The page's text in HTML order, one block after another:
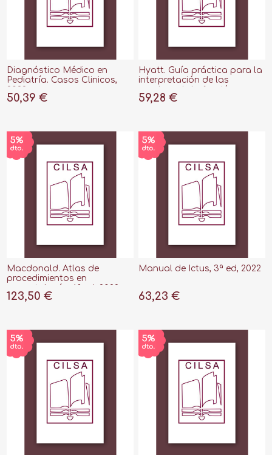
Diagnóstico Médico en
Pediatría. Casos Clinicos,
50,39 €
Hyatt. Guía práctica para la
interpretación de las
Pulmonar, 5ª ed, 2022
59,28 €
Macdonald. Atlas de
procedimientos en
123,50 €
Manual de Ictus, 3ª ed, 2022
63,23 €